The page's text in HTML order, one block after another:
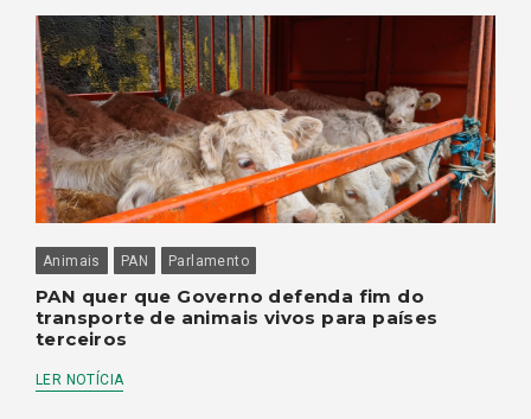
Animais PAN Parlamento
PAN quer que Governo defenda fim do
transporte de animais vivos para países
terceiros
LER NOTÍCIA